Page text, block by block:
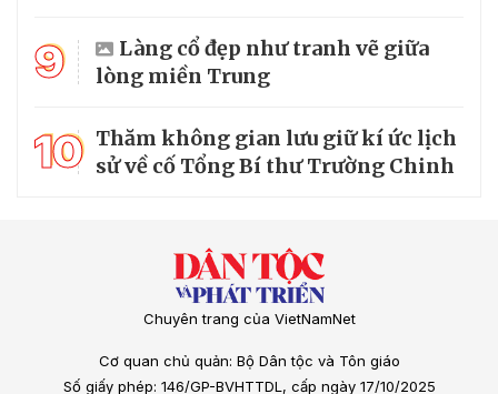
9
Làng cổ đẹp như tranh vẽ giữa
lòng miền Trung
10 Thăm không gian lưu giữ kí ức lịch
sử về cố Tổng Bí thư Trường Chinh
Chuyên trang của VietNamNet
Cơ quan chủ quản: Bộ Dân tộc và Tôn giáo
Số giấy phép: 146/GP-BVHTTDL, cấp ngày 17/10/2025